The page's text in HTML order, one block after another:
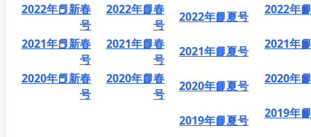
2022年📕新春
号
2022年📗春
号
2022年📘夏号 2022年
2021年📕新春
号
2021年📗春
号
2021年📘夏号 2021年
2020年📕新春
号
2020年📗春
号
2020年📘夏号 2020年
2019年📘夏号 2019年